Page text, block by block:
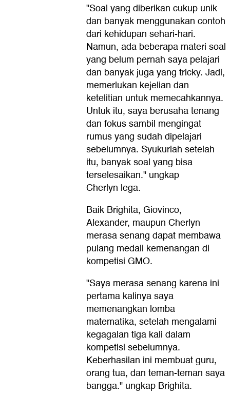
"Soal yang diberikan cukup unik
dan banyak menggunakan contoh
dari kehidupan sehari-hari.
Namun, ada beberapa materi soal
yang belum pernah saya pelajari
dan banyak juga yang tricky. Jadi,
memerlukan kejelian dan
ketelitian untuk memecahkannya.
Untuk itu, saya berusaha tenang
dan fokus sambil mengingat
rumus yang sudah dipelajari
sebelumnya. Syukurlah setelah
itu, banyak soal yang bisa
terselesaikan." ungkap
Cherlyn lega.
Baik Brighita, Giovinco,
Alexander, maupun Cherlyn
merasa senang dapat membawa
pulang medali kemenangan di
kompetisi GMO.
"Saya merasa senang karena ini
pertama kalinya saya
memenangkan lomba
matematika, setelah mengalami
kegagalan tiga kali dalam
kompetisi sebelumnya.
Keberhasilan ini membuat guru,
orang tua, dan teman-teman saya
bangga." ungkap Brighita.